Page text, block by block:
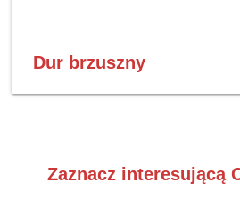
Dur brzuszny
Zaznacz interesującą